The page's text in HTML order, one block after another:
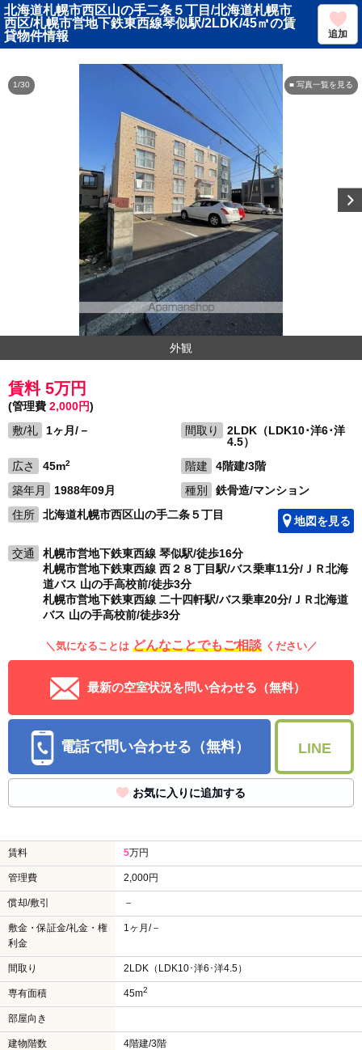
北海道札幌市西区山の手二条５丁目/北海道札幌市
西区/札幌市営地下鉄東西線琴似駅/2LDK/45㎡の賃
貸物件情報
追加
■ 写真一覧を見る
1/30
外観
賃料 5万円
(管理費 2,000円)
敷/礼
1ヶ月/－ 間取り
2LDK（LDK10･洋6･洋
4.5）
広さ
45m2 階建
4階建/3階
築年月
1988年09月 種別
鉄骨造/マンション
住所
北海道札幌市西区山の手二条５丁目 地図を見る
交通
札幌市営地下鉄東西線 琴似駅/徒歩16分
札幌市営地下鉄東西線 西２８丁目駅/バス乗車11分/ＪＲ北海
道バス 山の手高校前/徒歩3分
札幌市営地下鉄東西線 二十四軒駅/バス乗車20分/ＪＲ北海道
バス 山の手高校前/徒歩3分
＼気になることは どんなことでもご相談 ください／
最新の空室状況を問い合わせる（無料）
電話で問い合わせる（無料） LINE
お気に入りに追加する
賃料 5万円
管理費 2,000円
償却/敷引 －
敷金・保証金/礼金・権
利金
1ヶ月/－
間取り 2LDK（LDK10･洋6･洋4.5）
専有面積 45m2
部屋向き
建物階数 4階建/3階